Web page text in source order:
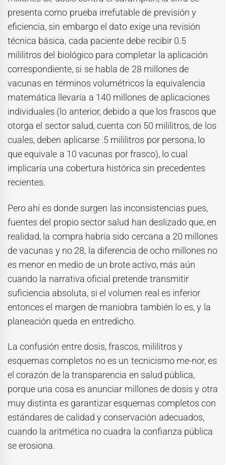
presenta como prueba irrefutable de previsión y
eficiencia, sin embargo el dato exige una revisión
técnica básica, cada paciente debe recibir 0.5
mililitros del biológico para completar la aplicación
correspondiente, si se habla de 28 millones de
vacunas en términos volumétricos la equivalencia
matemática llevaría a 140 millones de aplicaciones
individuales (lo anterior, debido a que los frascos que
otorga el sector salud, cuenta con 50 mililitros, de los
cuales, deben aplicarse .5 mililitros por persona, lo
que equivale a 10 vacunas por frasco), lo cual
implicaría una cobertura histórica sin precedentes
recientes.
Pero ahí es donde surgen las inconsistencias pues,
fuentes del propio sector salud han deslizado que, en
realidad, la compra habría sido cercana a 20 millones
de vacunas y no 28, la diferencia de ocho millones no
es menor en medio de un brote activo, más aún
cuando la narrativa oficial pretende transmitir
suficiencia absoluta, si el volumen real es inferior
entonces el margen de maniobra también lo es, y la
planeación queda en entredicho.
La confusión entre dosis, frascos, mililitros y
esquemas completos no es un tecnicismo me-nor, es
el corazón de la transparencia en salud pública,
porque una cosa es anunciar millones de dosis y otra
muy distinta es garantizar esquemas completos con
estándares de calidad y conservación adecuados,
cuando la aritmética no cuadra la confianza pública
se erosiona.